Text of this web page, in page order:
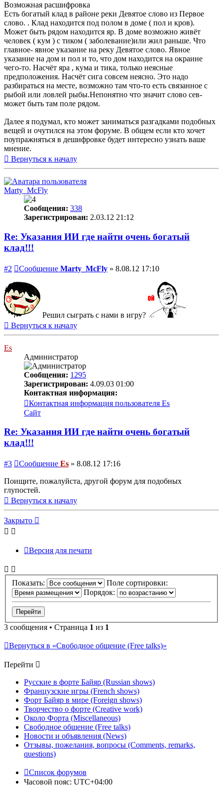
Возможная расшифровка
Есть богатый клад в районе реки Девятое слово из Первое
слово. . Клад находится под полом в доме ( пол и кров).
Может быть рядом находится яр. В доме возможно живёт
человек ( кум ) с тиком ( заболевание)или жил раньше. Что
главное- явное указание на реку Девятое слово. Явное
указание на дом и пол и то, что дом находится на окраине
чего-то. Насчёт яра , кума и тика, только неясные
предположения. Насчёт сига совсем неясно. Это надо
разбираться на месте, возможно там что-то есть связанное с
рыбой или ловлей рыбы.Непонятно что значит слово сев-
может быть там поле рядом.
Далее я подумал, кто может заниматься разгадками подобных
вещей и очутился на этом форуме. В общем если кто хочет
поупражняться в дешифровке будет интересно узнать ваше
мнение.
Вернуться к началу
Marty_McFly
Сообщения: 338
Зарегистрирован: 2.03.12 21:12
Re: Указания ИИ где найти очень богатый
клад!!!
#2 Сообщение Marty_McFly » 8.08.12 17:10
Решил сыграть с нами в игру?
Вернуться к началу
Es
Администратор
Сообщения: 1295
Зарегистрирован: 4.09.03 01:00
Контактная информация:
Контактная информация пользователя Es
Сайт
Re: Указания ИИ где найти очень богатый
клад!!!
#3 Сообщение Es » 8.08.12 17:16
Поищите, пожалуйста, другой форум для подобных
глупостей.
Вернуться к началу
Закрыто
Версия для печати
Показать:
Поле сортировки:
Порядок:
3 сообщения • Страница 1 из 1
Вернуться в «Свободное общение (Free talks)»
Перейти
Русские в форте Байяр (Russian shows)
Французские игры (French shows)
Форт Байяр в мире (Foreign shows)
Творчество о форте (Creative work)
Около Форта (Miscellaneous)
Свободное общение (Free talks)
Новости и объявления (News)
Отзывы, пожелания, вопросы (Comments, remarks,
questions)
Список форумов
Часовой пояс: UTC+04:00